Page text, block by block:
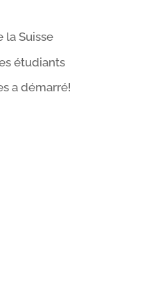
la Suisse
étudiants
a démarré!